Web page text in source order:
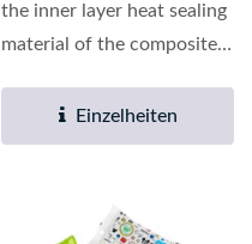
the inner layer heat sealing
material of the composite
Einzelheiten